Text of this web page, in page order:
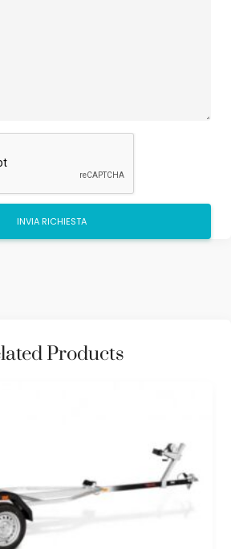
Products